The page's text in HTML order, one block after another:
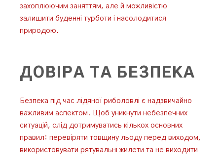
захоплюючим заняттям, але й можливістю
залишити буденні турботи і насолодитися
природою.
ДОВІРА ТА БЕЗПЕКА
Безпека під час лідяної риболовлі є надзвичайно
важливим аспектом. Щоб уникнути небезпечних
ситуацій, слід дотримуватись кількох основних
правил: перевіряти товщину льоду перед виходом,
використовувати рятувальні жилети та не виходити